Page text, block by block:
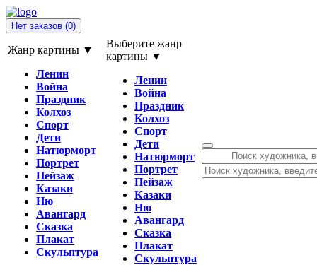
Нет заказов (0)
Жанр картины ▼
Ленин
Война
Праздник
Колхоз
Спорт
Дети
Натюрморт
Портрет
Пейзаж
Казаки
Ню
Авангард
Сказка
Плакат
Скульптура
Выберите жанр
картины ▼
Ленин
Война
Праздник
Колхоз
Спорт
Дети
Натюрморт
Портрет
Пейзаж
Казаки
Ню
Авангард
Сказка
Плакат
Скульптура